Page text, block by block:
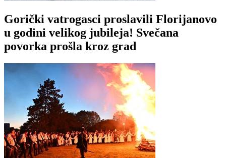
Gorički vatrogasci proslavili Florijanovo
u godini velikog jubileja! Svečana
povorka prošla kroz grad